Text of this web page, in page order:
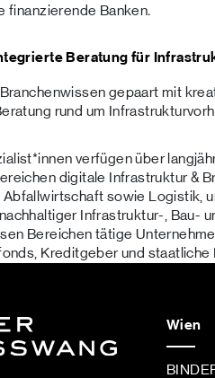
finanzierende Banken.
Beratung für
gepaart mit
rund um
verfügen über
digitale Infrastruktur &
Abfallwirtschaft sowie Logistik,
Infrastruktur-, Bau-
Bereichen tätige
Kreditgeber und staatliche
Wien